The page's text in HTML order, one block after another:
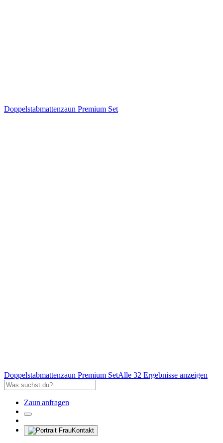
Doppelstabmattenzaun Premium Set
Doppelstabmattenzaun Premium SetAlle 32 Ergebnisse anzeigen
Zaun anfragen
Kontakt